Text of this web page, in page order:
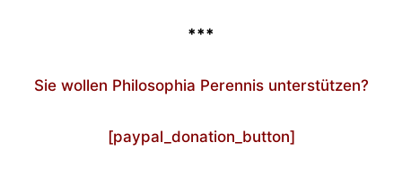
***
Sie wollen Philosophia Perennis unterstützen?
[paypal_donation_button]